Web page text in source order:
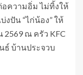
อความอิ่ม ไม่ทิ้งให้
ปัน “ไก่น้อง” ให้
ณ ครัว KFC
บ้านประจวบ